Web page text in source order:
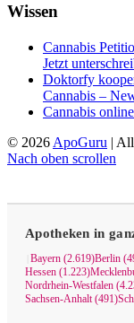
Wissen
Cannabis
Jetzt
Doktorfy
Cannabis –
Cannabis
© 2026 ApoGuru |
Nach oben scrollen
Apotheken in
Bayern (2.619)Berlin
Hessen (1.223)
Nordrhein-Westfalen
Sachsen-Anhalt (491)